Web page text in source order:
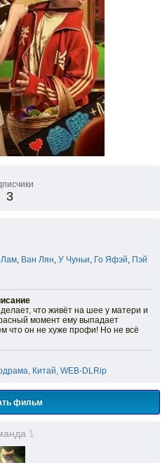
3
Лам, Ван Лян, У Чуньи, Го Яфэй, Пэй
что живёт на шее у матери и
момент ему выпадает
что он не хуже профи! Но не всё
, Китай, WEB-DLRip
фильм
1